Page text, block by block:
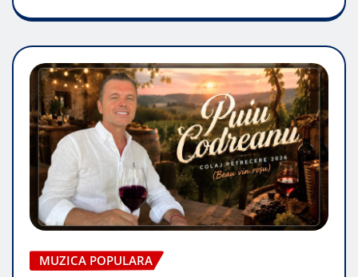
MUZICA POPULARA